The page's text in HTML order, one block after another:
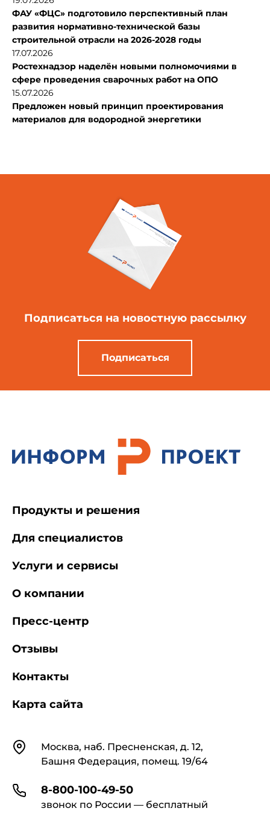
ФАУ «ФЦС» подготовило перспективный план
развития нормативно-технической базы
строительной отрасли на 2026-2028 годы
17.07.2026
Ростехнадзор наделён новыми полномочиями в
сфере проведения сварочных работ на ОПО
15.07.2026
Предложен новый принцип проектирования
материалов для водородной энергетики
Подписаться на новостную рассылку
Подписаться
КонтактыМосква, наб. Пресненская, д. 12,
Башня Федерация, помещ. 19/64
8-800-100-49-50
звонок по России — бесплатный
Продукты и решения
Для специалистов
Услуги и сервисы
О компании
Пресс-центр
Отзывы
Контакты
Карта сайта